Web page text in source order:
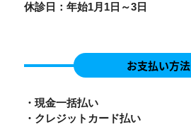
休診日：年始1月1日～3日
お支払い方法
・現金一括払い
・クレジットカード払い